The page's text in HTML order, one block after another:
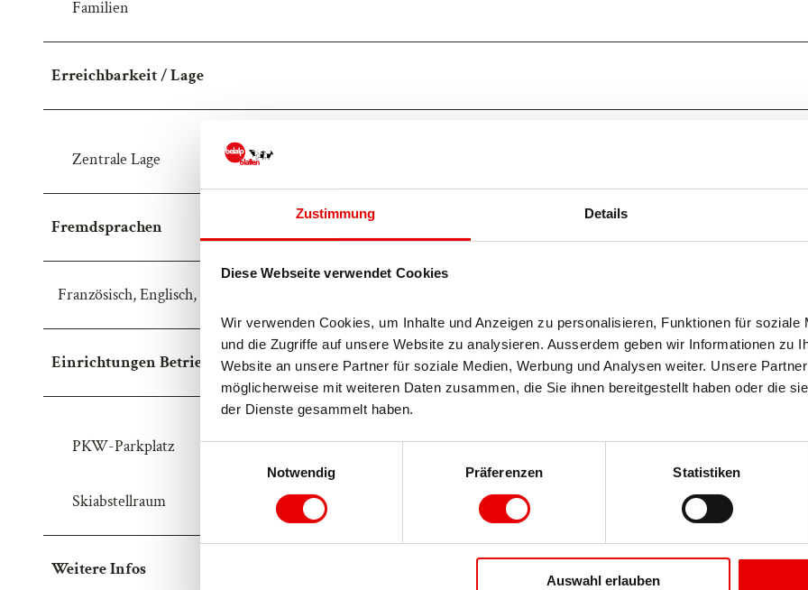
Zustimmung Details
Diese Webseite verwendet Cookies
Wir verwenden Cookies, um Inhalte und Anzeigen zu personalisieren, Funktionen für soziale
und die Zugriffe auf unsere Website zu analysieren. Ausserdem geben wir Informationen zu
Website an unsere Partner für soziale Medien, Werbung und Analysen weiter. Unsere
möglicherweise mit weiteren Daten zusammen, die Sie ihnen bereitgestellt haben oder die
der Dienste gesammelt haben.
i
Notwendig Präferenzen Statistiken
Auswahl erlauben
Familien
Erreichbarkeit / Lage
Zentrale Lage
Fremdsprachen
Französisch, Englisch, Deutsch, Italienisch
Einrichtungen Betrieb
PKW-Parkplatz
Skiabstellraum
Weitere Infos